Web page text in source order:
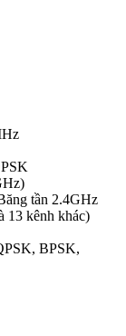
tần 2.4GHz
13 kênh khác)
BPSK,